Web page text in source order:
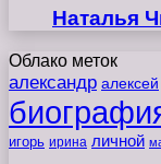
Наталья
Облако меток
александр алексей
игорь ирина личной